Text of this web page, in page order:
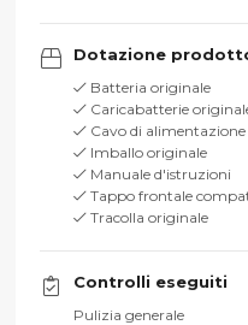
Dotazione
Batteria originale
Caricabatterie
Cavo di alimentazione
Imballo originale
Manuale d'istruzioni
Tappo frontale
Tracolla originale
Controlli eseguiti
Pulizia generale